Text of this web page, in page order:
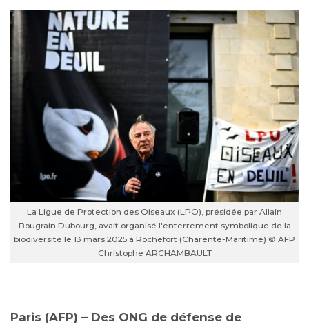
La Ligue de Protection des Oiseaux (LPO), présidée par Allain
Bougrain Dubourg, avait organisé l'enterrement symbolique de la
biodiversité le 13 mars 2025 à Rochefort (Charente-Maritime) © AFP
Christophe ARCHAMBAULT
Paris (AFP) – Des ONG de défense de